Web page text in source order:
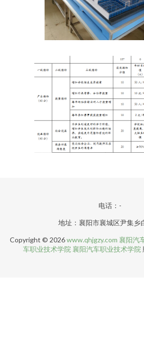
电话：-
地址：襄阳市襄城区尹集乡
Copyright © 2026www.qhjgzy.com 襄阳汽
车职业技术学院 襄阳汽车职业技术学院